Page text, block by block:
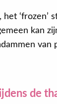
het
kan
van
de